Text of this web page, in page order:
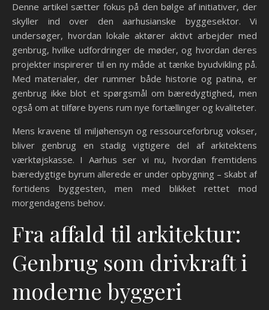
Denne artikel sætter fokus på den bølge af initiativer, der
skyller ind over den aarhusianske byggesektor. Vi
undersøger, hvordan lokale aktører aktivt arbejder med
genbrug, hvilke udfordringer de møder, og hvordan deres
projekter inspirerer til en ny måde at tænke byudvikling på.
Med materialer, der rummer både historie og patina, er
genbrug ikke blot et spørgsmål om bæredygtighed, men
også om at tilføre byens rum nye fortællinger og kvaliteter.
Mens kravene til miljøhensyn og ressourceforbrug vokser,
bliver genbrug en stadig vigtigere del af arkitektens
værktøjskasse. I Aarhus ser vi nu, hvordan fremtidens
bæredygtige byrum allerede er under opbygning – skabt af
fortidens byggesten, men med blikket rettet mod
morgendagens behov.
Fra affald til arkitektur:
Genbrug som drivkraft i
moderne byggeri